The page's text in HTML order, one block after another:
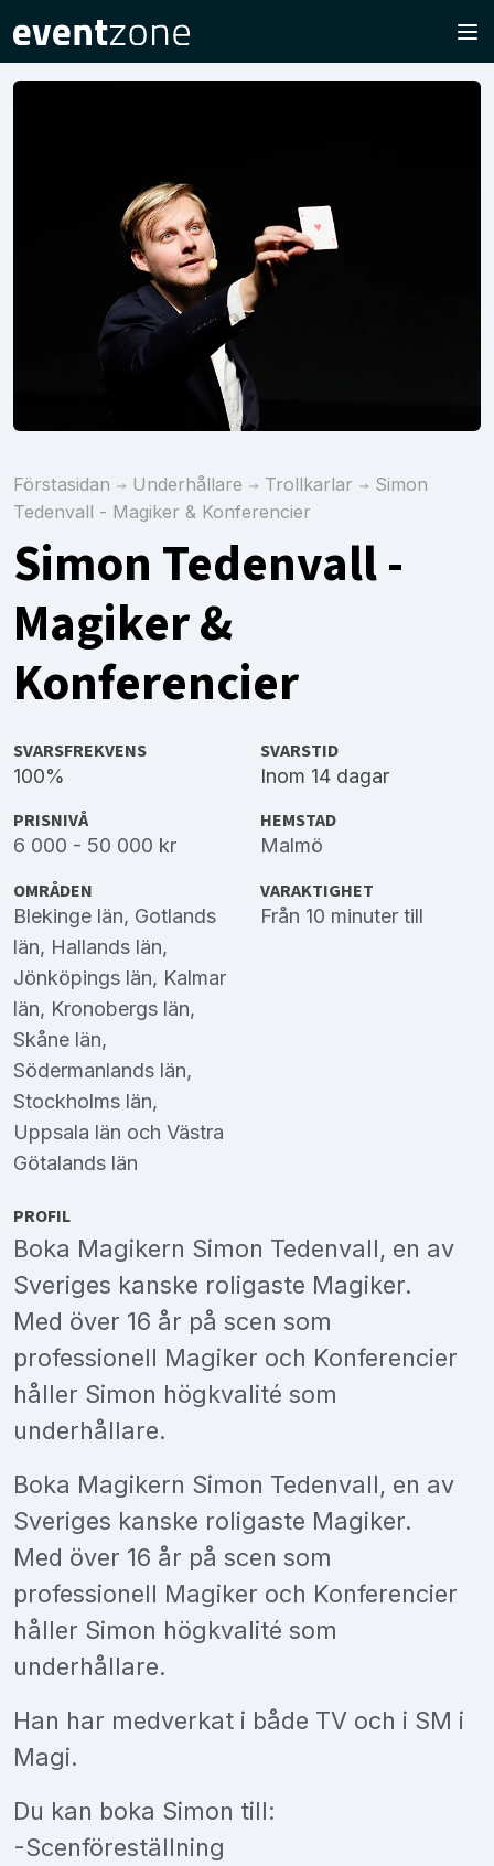
Förstasidan Underhållare Trollkarlar
Simon
Tedenvall - Magiker & Konferencier
Simon Tedenvall -
Magiker &
Konferencier
SVARSFREKVENS
100%
SVARSTID
Inom 14 dagar
PRISNIVÅ
6 000 - 50 000 kr
HEMSTAD
Malmö
OMRÅDEN
Blekinge län, Gotlands
län, Hallands län,
Jönköpings län, Kalmar
län, Kronobergs län,
Skåne län,
Södermanlands län,
Stockholms län,
Uppsala län och Västra
Götalands län
VARAKTIGHET
Från 10 minuter till
PROFIL
Boka Magikern Simon Tedenvall, en av
Sveriges kanske roligaste Magiker.
Med över 16 år på scen som
professionell Magiker och Konferencier
håller Simon högkvalité som
underhållare.
Boka Magikern Simon Tedenvall, en av
Sveriges kanske roligaste Magiker.
Med över 16 år på scen som
professionell Magiker och Konferencier
håller Simon högkvalité som
underhållare.
Han har medverkat i både TV och i SM i
Magi.
Du kan boka Simon till:
-Scenföreställning